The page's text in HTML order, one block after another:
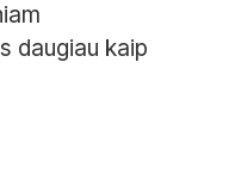
daugiau kaip